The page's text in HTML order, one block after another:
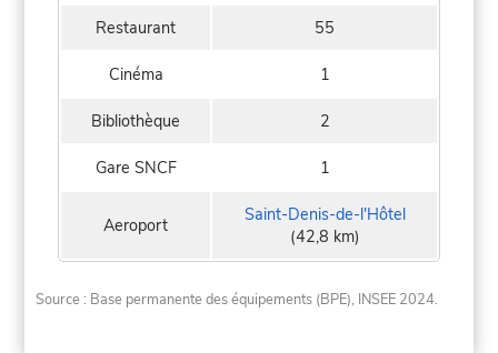
Restaurant 55
Cinéma 1
Bibliothèque 2
Gare SNCF 1
Aeroport
Saint-Denis-de-l'Hôtel
(42,8 km)
Source : Base permanente des équipements (BPE), INSEE 2024.